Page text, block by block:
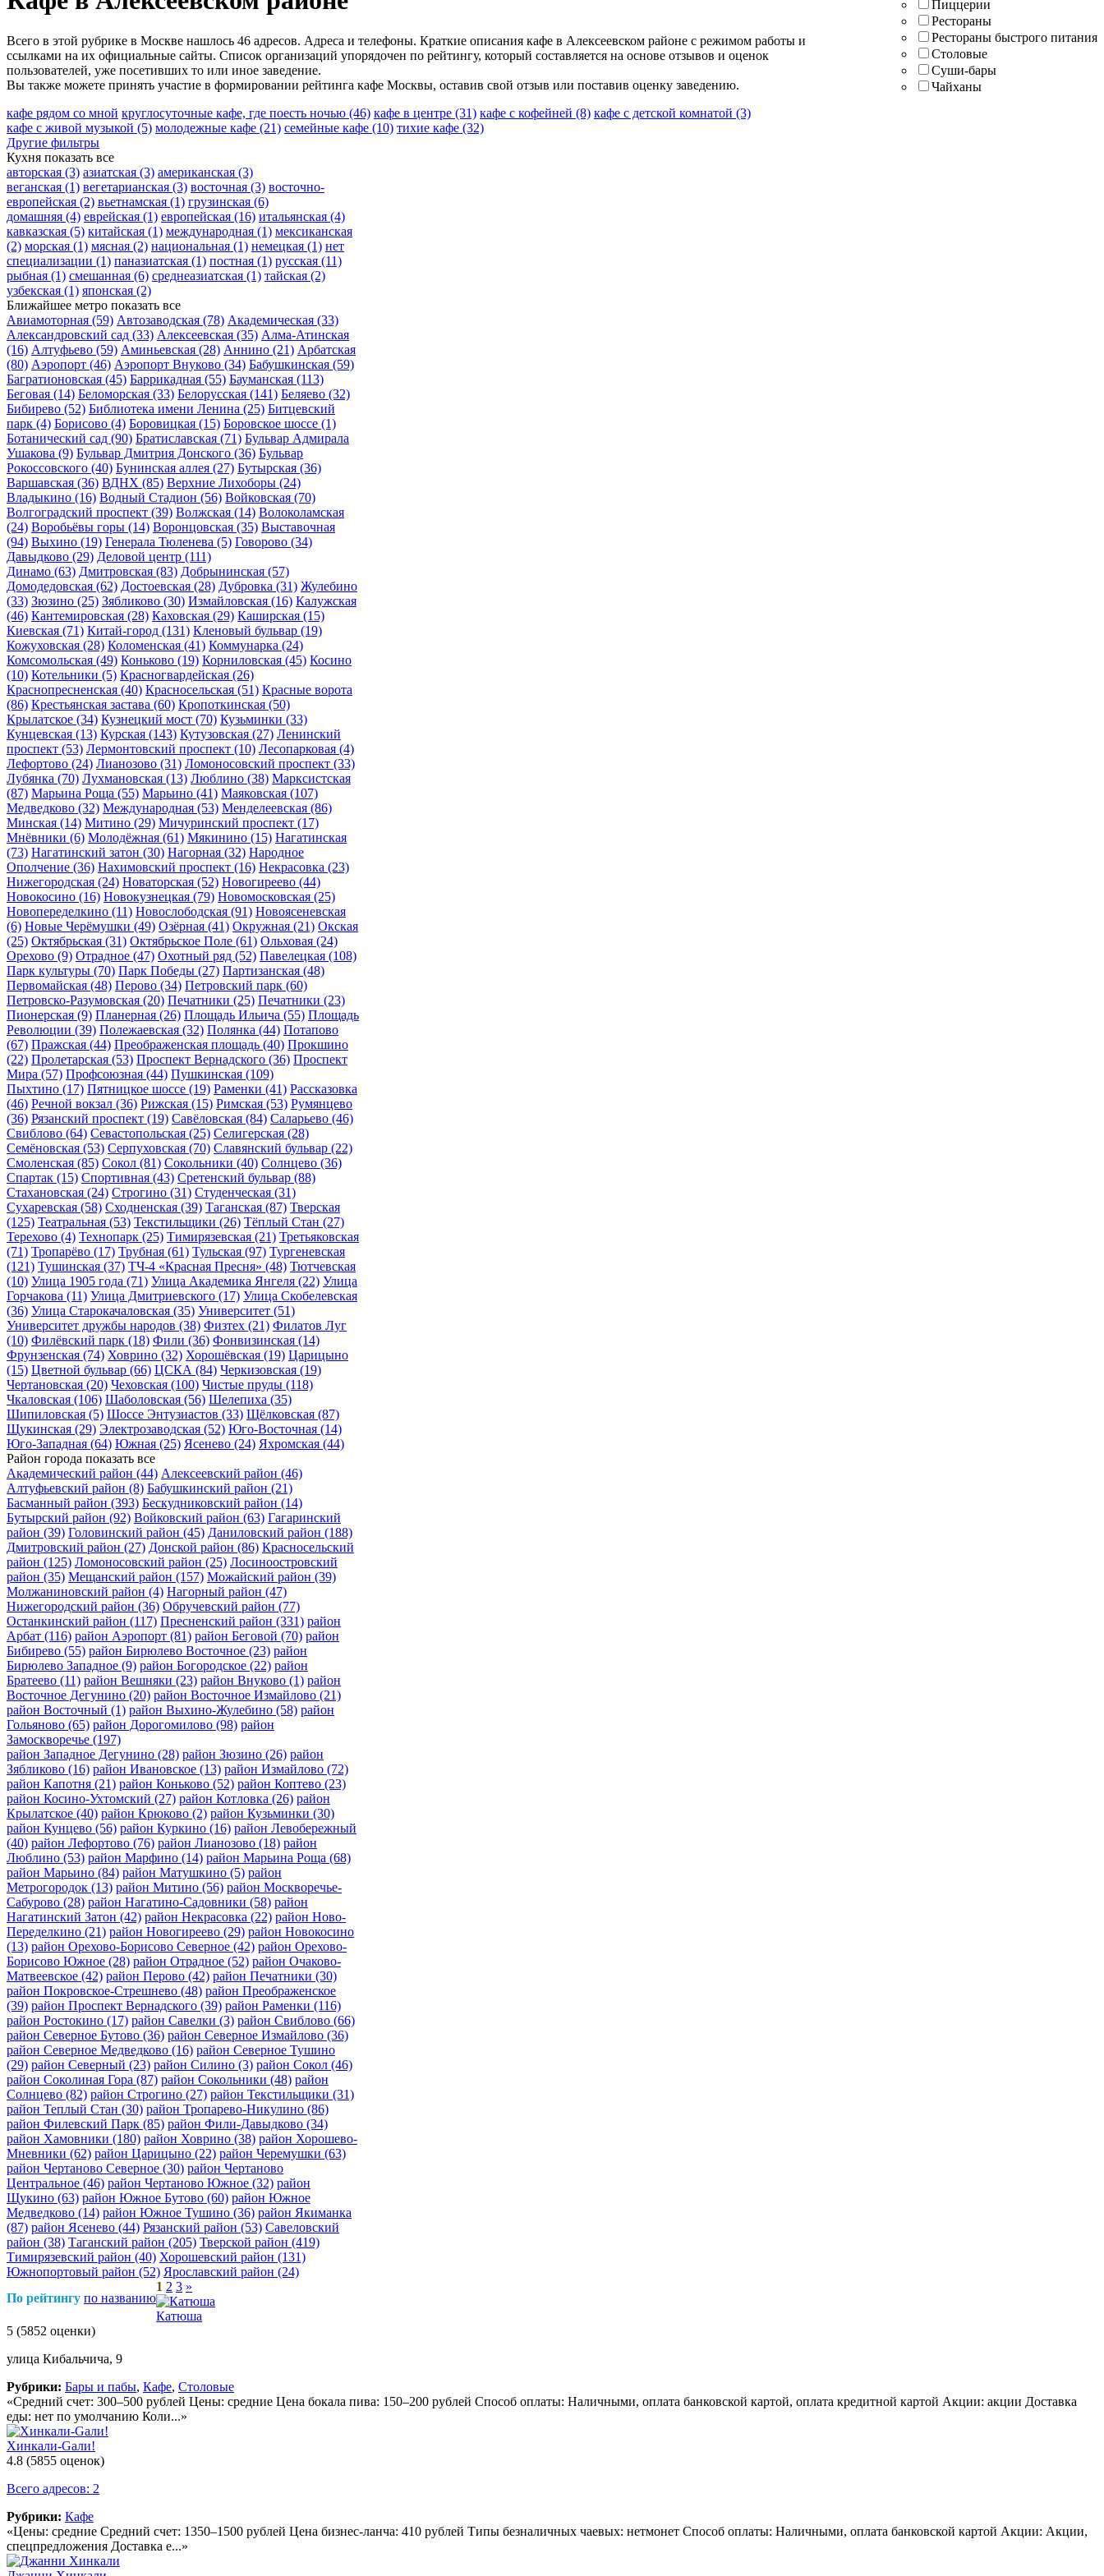
Пиццерии
Рестораны
Рестораны быстрого питания
Столовые
Суши-бары
Чайханы
Всего в этой рубрике в Москве нашлось 46 адресов. Адреса и телефоны. Краткие описания кафе в Алексеевском районе с режимом работы и
ссылками на их официальные сайты. Список организаций упорядочен по рейтингу, который составляется на основе отзывов и оценок
пользователей, уже посетивших то или иное заведение.
Вы также можете принять участие в формировании рейтинга кафе Москвы, оставив свой отзыв или поставив оценку заведению.
кафе рядом со мной круглосуточные кафе, где поесть ночью (46) кафе в центре (31) кафе с кофейней (8) кафе с детской комнатой (3)
кафе с живой музыкой (5) молодежные кафе (21) семейные кафе (10) тихие кафе (32)
Другие фильтры
Кухня показать все
авторская (3) азиатская (3) американская (3)
веганская (1) вегетарианская (3) восточная (3) восточно-
европейская (2) вьетнамская (1) грузинская (6)
домашняя (4) еврейская (1) европейская (16) итальянская (4)
кавказская (5) китайская (1) международная (1) мексиканская
(2) морская (1) мясная (2) национальная (1) немецкая (1) нет
специализации (1) паназиатская (1) постная (1) русская (11)
рыбная (1) смешанная (6) среднеазиатская (1) тайская (2)
узбекская (1) японская (2)
Ближайшее метро показать все
Авиамоторная (59) Автозаводская (78) Академическая (33)
Александровский сад (33) Алексеевская (35) Алма-Атинская
(16) Алтуфьево (59) Аминьевская (28) Аннино (21) Арбатская
(80) Аэропорт (46) Аэропорт Внуково (34) Бабушкинская (59)
Багратионовская (45) Баррикадная (55) Бауманская (113)
Беговая (14) Беломорская (33) Белорусская (141) Беляево (32)
Бибирево (52) Библиотека имени Ленина (25) Битцевский
парк (4) Борисово (4) Боровицкая (15) Боровское шоссе (1)
Ботанический сад (90) Братиславская (71) Бульвар Адмирала
Ушакова (9) Бульвар Дмитрия Донского (36) Бульвар
Рокоссовского (40) Бунинская аллея (27) Бутырская (36)
Варшавская (36) ВДНХ (85) Верхние Лихоборы (24)
Владыкино (16) Водный Стадион (56) Войковская (70)
Волгоградский проспект (39) Волжская (14) Волоколамская
(24) Воробьёвы горы (14) Воронцовская (35) Выставочная
(94) Выхино (19) Генерала Тюленева (5) Говорово (34)
Давыдково (29) Деловой центр (111)
Динамо (63) Дмитровская (83) Добрынинская (57)
Домодедовская (62) Достоевская (28) Дубровка (31) Жулебино
(33) Зюзино (25) Зябликово (30) Измайловская (16) Калужская
(46) Кантемировская (28) Каховская (29) Каширская (15)
Киевская (71) Китай-город (131) Кленовый бульвар (19)
Кожуховская (28) Коломенская (41) Коммунарка (24)
Комсомольская (49) Коньково (19) Корниловская (45) Косино
(10) Котельники (5) Красногвардейская (26)
Краснопресненская (40) Красносельская (51) Красные ворота
(86) Крестьянская застава (60) Кропоткинская (50)
Крылатское (34) Кузнецкий мост (70) Кузьминки (33)
Кунцевская (13) Курская (143) Кутузовская (27) Ленинский
проспект (53) Лермонтовский проспект (10) Лесопарковая (4)
Лефортово (24) Лианозово (31) Ломоносовский проспект (33)
Лубянка (70) Лухмановская (13) Люблино (38) Марксистская
(87) Марьина Роща (55) Марьино (41) Маяковская (107)
Медведково (32) Международная (53) Менделеевская (86)
Минская (14) Митино (29) Мичуринский проспект (17)
Мнёвники (6) Молодёжная (61) Мякинино (15) Нагатинская
(73) Нагатинский затон (30) Нагорная (32) Народное
Ополчение (36) Нахимовский проспект (16) Некрасовка (23)
Нижегородская (24) Новаторская (52) Новогиреево (44)
Новокосино (16) Новокузнецкая (79) Новомосковская (25)
Новопеределкино (11) Новослободская (91) Новоясеневская
(6) Новые Черёмушки (49) Озёрная (41) Окружная (21) Окская
(25) Октябрьская (31) Октябрьское Поле (61) Ольховая (24)
Орехово (9) Отрадное (47) Охотный ряд (52) Павелецкая (108)
Парк культуры (70) Парк Победы (27) Партизанская (48)
Первомайская (48) Перово (34) Петровский парк (60)
Петровско-Разумовская (20) Печатники (25) Печатники (23)
Пионерская (9) Планерная (26) Площадь Ильича (55) Площадь
Революции (39) Полежаевская (32) Полянка (44) Потапово
(67) Пражская (44) Преображенская площадь (40) Прокшино
(22) Пролетарская (53) Проспект Вернадского (36) Проспект
Мира (57) Профсоюзная (44) Пушкинская (109)
Пыхтино (17) Пятницкое шоссе (19) Раменки (41) Рассказовка
(46) Речной вокзал (36) Рижская (15) Римская (53) Румянцево
(36) Рязанский проспект (19) Савёловская (84) Саларьево (46)
Свиблово (64) Севастопольская (25) Селигерская (28)
Семёновская (53) Серпуховская (70) Славянский бульвар (22)
Смоленская (85) Сокол (81) Сокольники (40) Солнцево (36)
Спартак (15) Спортивная (43) Сретенский бульвар (88)
Стахановская (24) Строгино (31) Студенческая (31)
Сухаревская (58) Сходненская (39) Таганская (87) Тверская
(125) Театральная (53) Текстильщики (26) Тёплый Стан (27)
Терехово (4) Технопарк (25) Тимирязевская (21) Третьяковская
(71) Тропарёво (17) Трубная (61) Тульская (97) Тургеневская
(121) Тушинская (37) ТЧ-4 «Красная Пресня» (48) Тютчевская
(10) Улица 1905 года (71) Улица Академика Янгеля (22) Улица
Горчакова (11) Улица Дмитриевского (17) Улица Скобелевская
(36) Улица Старокачаловская (35) Университет (51)
Университет дружбы народов (38) Физтех (21) Филатов Луг
(10) Филёвский парк (18) Фили (36) Фонвизинская (14)
Фрунзенская (74) Ховрино (32) Хорошёвская (19) Царицыно
(15) Цветной бульвар (66) ЦСКА (84) Черкизовская (19)
Чертановская (20) Чеховская (100) Чистые пруды (118)
Чкаловская (106) Шаболовская (56) Шелепиха (35)
Шипиловская (5) Шоссе Энтузиастов (33) Щёлковская (87)
Щукинская (29) Электрозаводская (52) Юго-Восточная (14)
Юго-Западная (64) Южная (25) Ясенево (24) Яхромская (44)
Район города показать все
Академический район (44) Алексеевский район (46)
Алтуфьевский район (8) Бабушкинский район (21)
Басманный район (393) Бескудниковский район (14)
Бутырский район (92) Войковский район (63) Гагаринский
район (39) Головинский район (45) Даниловский район (188)
Дмитровский район (27) Донской район (86) Красносельский
район (125) Ломоносовский район (25) Лосиноостровский
район (35) Мещанский район (157) Можайский район (39)
Молжаниновский район (4) Нагорный район (47)
Нижегородский район (36) Обручевский район (77)
Останкинский район (117) Пресненский район (331) район
Арбат (116) район Аэропорт (81) район Беговой (70) район
Бибирево (55) район Бирюлево Восточное (23) район
Бирюлево Западное (9) район Богородское (22) район
Братеево (11) район Вешняки (23) район Внуково (1) район
Восточное Дегунино (20) район Восточное Измайлово (21)
район Восточный (1) район Выхино-Жулебино (58) район
Гольяново (65) район Дорогомилово (98) район
Замоскворечье (197)
район Западное Дегунино (28) район Зюзино (26) район
Зябликово (16) район Ивановское (13) район Измайлово (72)
район Капотня (21) район Коньково (52) район Коптево (23)
район Косино-Ухтомский (27) район Котловка (26) район
Крылатское (40) район Крюково (2) район Кузьминки (30)
район Кунцево (56) район Куркино (16) район Левобережный
(40) район Лефортово (76) район Лианозово (18) район
Люблино (53) район Марфино (14) район Марьина Роща (68)
район Марьино (84) район Матушкино (5) район
Метрогородок (13) район Митино (56) район Москворечье-
Сабурово (28) район Нагатино-Садовники (58) район
Нагатинский Затон (42) район Некрасовка (22) район Ново-
Переделкино (21) район Новогиреево (29) район Новокосино
(13) район Орехово-Борисово Северное (42) район Орехово-
Борисово Южное (28) район Отрадное (52) район Очаково-
Матвеевское (42) район Перово (42) район Печатники (30)
район Покровское-Стрешнево (48) район Преображенское
(39) район Проспект Вернадского (39) район Раменки (116)
район Ростокино (17) район Савелки (3) район Свиблово (66)
район Северное Бутово (36) район Северное Измайлово (36)
район Северное Медведково (16) район Северное Тушино
(29) район Северный (23) район Силино (3) район Сокол (46)
район Соколиная Гора (87) район Сокольники (48) район
Солнцево (82) район Строгино (27) район Текстильщики (31)
район Теплый Стан (30) район Тропарево-Никулино (86)
район Филевский Парк (85) район Фили-Давыдково (34)
район Хамовники (180) район Ховрино (38) район Хорошево-
Мневники (62) район Царицыно (22) район Черемушки (63)
район Чертаново Северное (30) район Чертаново
Центральное (46) район Чертаново Южное (32) район
Щукино (63) район Южное Бутово (60) район Южное
Медведково (14) район Южное Тушино (36) район Якиманка
(87) район Ясенево (44) Рязанский район (53) Савеловский
район (38) Таганский район (205) Тверской район (419)
Тимирязевский район (40) Хорошевский район (131)
Южнопортовый район (52) Ярославский район (24)
По рейтингу по названию
1 2 3 »
Катюша
5 (5852 оценки)
улица Кибальчича, 9
Рубрики: Бары и пабы, Кафе, Столовые
«Средний счет: 300–500 рублей Цены: средние Цена бокала пива: 150–200 рублей Способ оплаты: Наличными, оплата банковской картой, оплата кредитной картой Акции: акции Доставка
еды: нет по умолчанию Коли...»
Хинкали-Gали!
4.8 (5855 оценок)
Всего адресов: 2
Рубрики: Кафе
«Цены: средние Средний счет: 1350–1500 рублей Цена бизнес-ланча: 410 рублей Типы безналичных чаевых: нетмонет Способ оплаты: Наличными, оплата банковской картой Акции: Акции,
спецпредложения Доставка е...»